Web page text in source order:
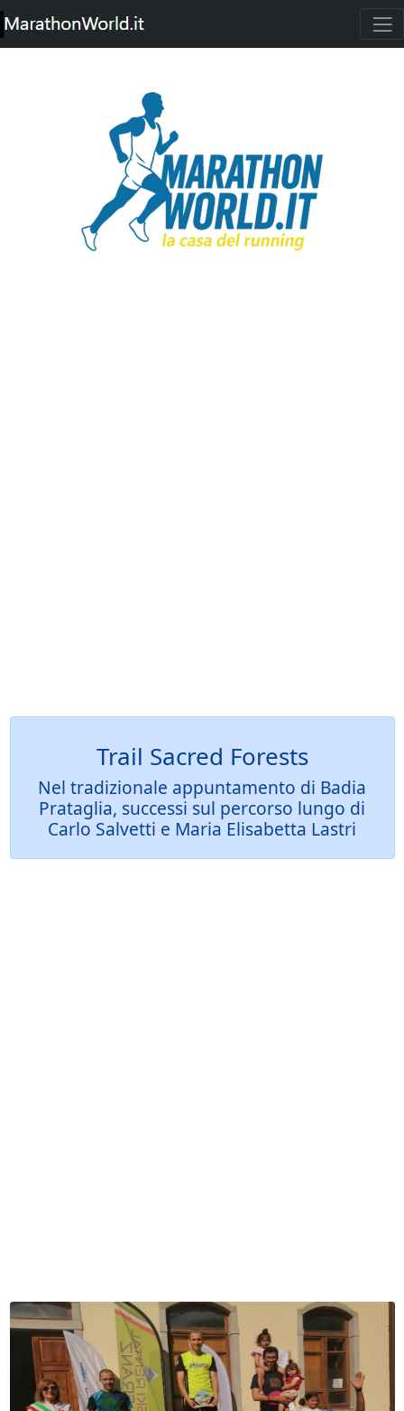
Trail Sacred Forests
Nel tradizionale appuntamento di Badia
Prataglia, successi sul percorso lungo di
Carlo Salvetti e Maria Elisabetta Lastri